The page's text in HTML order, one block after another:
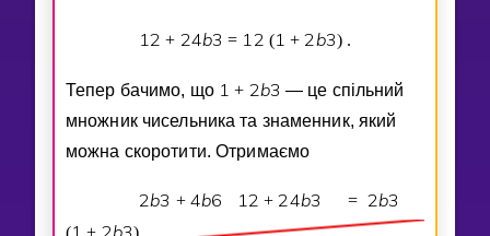
12 + 24b3 = 12 (1 + 2b3) .
Тепер бачимо, що 1 + 2b3 — це спiльний
множник чисельника та знаменник, який
можна скоротити. Отримаємо
2b3 + 4b6 12 + 24b3 = 2b3
(1 + 2b3)